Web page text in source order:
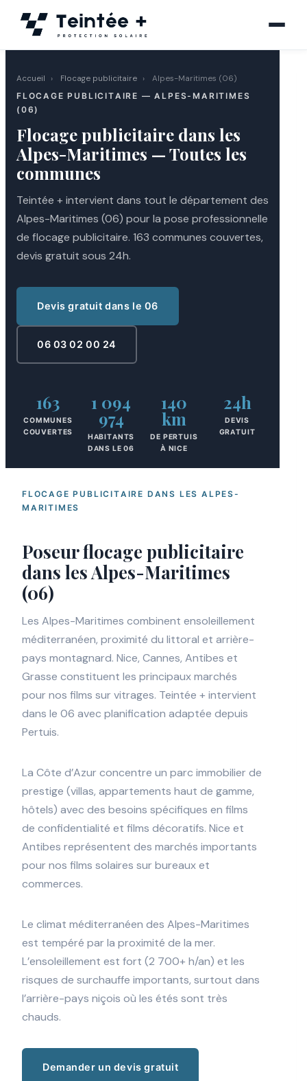
Accueil › Flocage publicitaire › Alpes-Maritimes (06)
FLOCAGE PUBLICITAIRE — ALPES-MARITIMES
(06)
Flocage publicitaire dans les
Alpes-Maritimes — Toutes les
communes
Teintée + intervient dans tout le département des
Alpes-Maritimes (06) pour la pose professionnelle
de flocage publicitaire. 163 communes couvertes,
devis gratuit sous 24h.
Devis gratuit dans le 06
06 03 02 00 24
163
COMMUNES
COUVERTES
1 094
974
HABITANTS
DANS LE 06
140
km
DE PERTUIS
À NICE
24h
DEVIS
GRATUIT
FLOCAGE PUBLICITAIRE DANS LES ALPES-
MARITIMES
Poseur flocage publicitaire
dans les Alpes-Maritimes
(06)
Les Alpes-Maritimes combinent ensoleillement
méditerranéen, proximité du littoral et arrière-
pays montagnard. Nice, Cannes, Antibes et
Grasse constituent les principaux marchés
pour nos films sur vitrages. Teintée + intervient
dans le 06 avec planification adaptée depuis
Pertuis.
La Côte d’Azur concentre un parc immobilier de
prestige (villas, appartements haut de gamme,
hôtels) avec des besoins spécifiques en films
de confidentialité et films décoratifs. Nice et
Antibes représentent des marchés importants
pour nos films solaires sur bureaux et
commerces.
Le climat méditerranéen des Alpes-Maritimes
est tempéré par la proximité de la mer.
L’ensoleillement est fort (2 700+ h/an) et les
risques de surchauffe importants, surtout dans
l’arrière-pays niçois où les étés sont très
chauds.
Demander un devis gratuit